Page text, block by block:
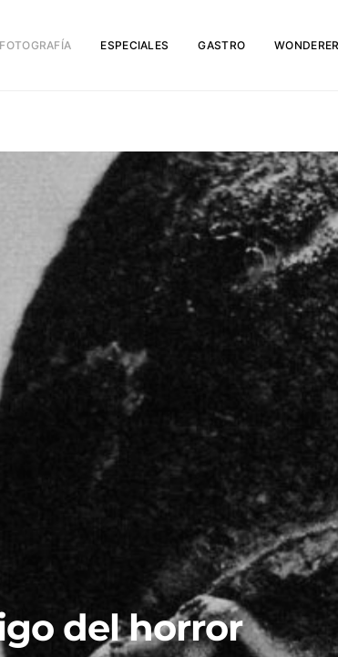
FOTOGRAFÍA ESPECIALES GASTRO WONDERER
del horror